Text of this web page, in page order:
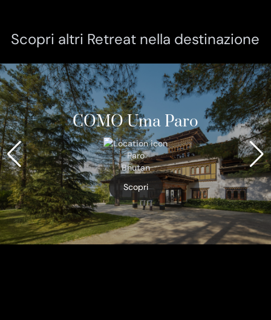
Scopri altri Retreat nella destinazione
COMO Uma Paro
Paro
Bhutan
Scopri